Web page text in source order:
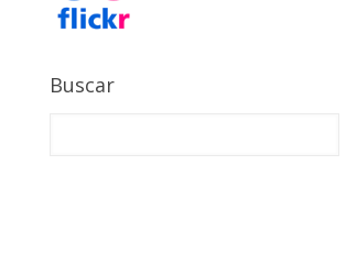
Buscar